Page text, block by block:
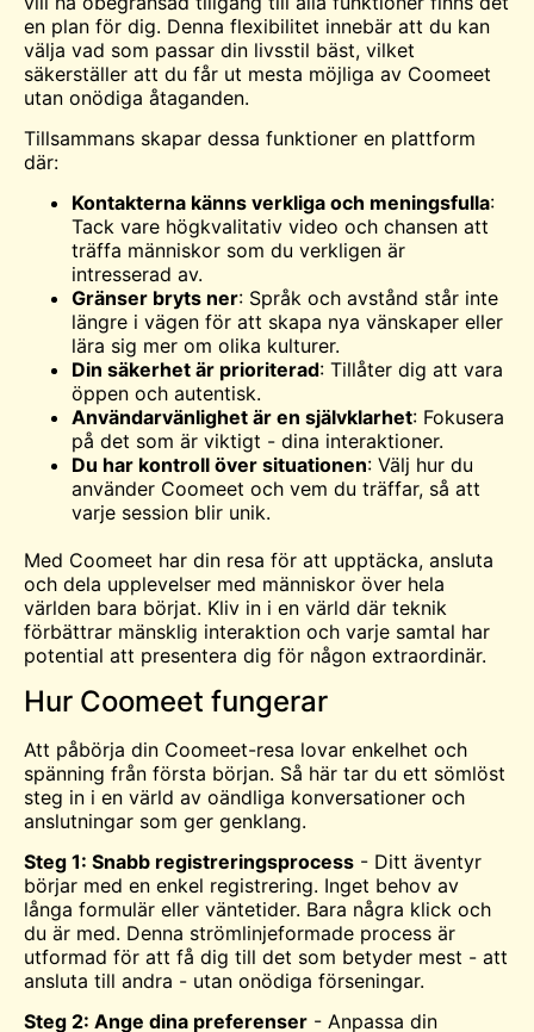
en plan för dig. Denna flexibilitet innebär att du kan
välja vad som passar din livsstil bäst, vilket
säkerställer att du får ut mesta möjliga av Coomeet
utan onödiga åtaganden.
Tillsammans skapar dessa funktioner en plattform
där:
Kontakterna känns verkliga och meningsfulla:
Tack vare högkvalitativ video och chansen att
träffa människor som du verkligen är
intresserad av.
Gränser bryts ner: Språk och avstånd står inte
längre i vägen för att skapa nya vänskaper eller
lära sig mer om olika kulturer.
Din säkerhet är prioriterad: Tillåter dig att vara
öppen och autentisk.
Användarvänlighet är en självklarhet: Fokusera
på det som är viktigt - dina interaktioner.
Du har kontroll över situationen: Välj hur du
använder Coomeet och vem du träffar, så att
varje session blir unik.
Med Coomeet har din resa för att upptäcka, ansluta
och dela upplevelser med människor över hela
världen bara börjat. Kliv in i en värld där teknik
förbättrar mänsklig interaktion och varje samtal har
potential att presentera dig för någon extraordinär.
Hur Coomeet fungerar
Att påbörja din Coomeet-resa lovar enkelhet och
spänning från första början. Så här tar du ett sömlöst
steg in i en värld av oändliga konversationer och
anslutningar som ger genklang.
Steg 1: Snabb registreringsprocess - Ditt äventyr
börjar med en enkel registrering. Inget behov av
långa formulär eller väntetider. Bara några klick och
du är med. Denna strömlinjeformade process är
utformad för att få dig till det som betyder mest - att
ansluta till andra - utan onödiga förseningar.
Steg 2: Ange dina preferenser - Anpassa din